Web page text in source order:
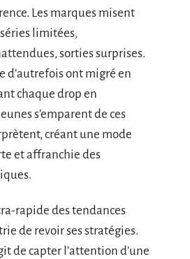
Les marques misent
limitées,
sorties surprises.
d’autrefois ont migré en
chaque drop en
s’emparent de ces
créant une mode
et affranchie des
rapide des tendances
de revoir ses stratégies.
de capter l’attention d’une